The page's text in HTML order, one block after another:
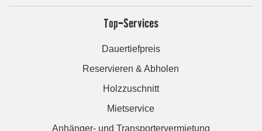
Top-Services
Dauertiefpreis
Reservieren & Abholen
Holzzuschnitt
Mietservice
Anhänger- und Transportervermietung